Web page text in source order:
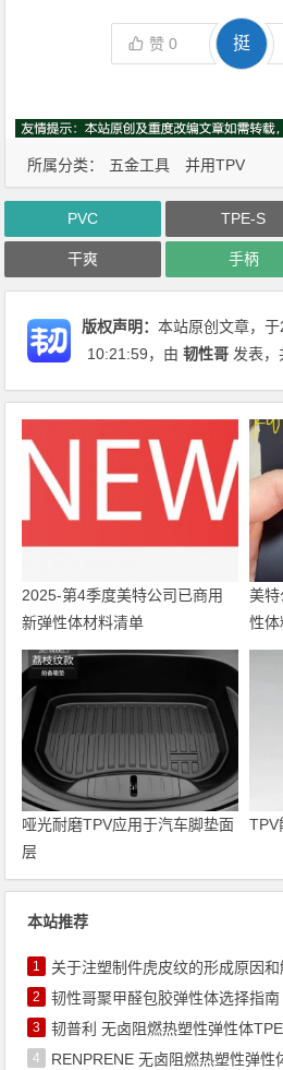
所属分类： 五金工具 并用TPV
赞0 挺
PVC TPE-S
干爽 手柄
版权声明：本站原创文章，
10:21:59，由韧性哥 发表，
2025-第4季度美特公司已商用
新弹性体材料清单
美特
性体
哑光耐磨TPV应用于汽车脚垫面
层
TPV
本站推荐
1 关于注塑制件虎皮纹的形成原因
2 韧性哥聚甲醛包胶弹性体选择指南
3 韧普利 无卤阻燃热塑性弹性体
4 RENPRENE 无卤阻燃热塑性弹性